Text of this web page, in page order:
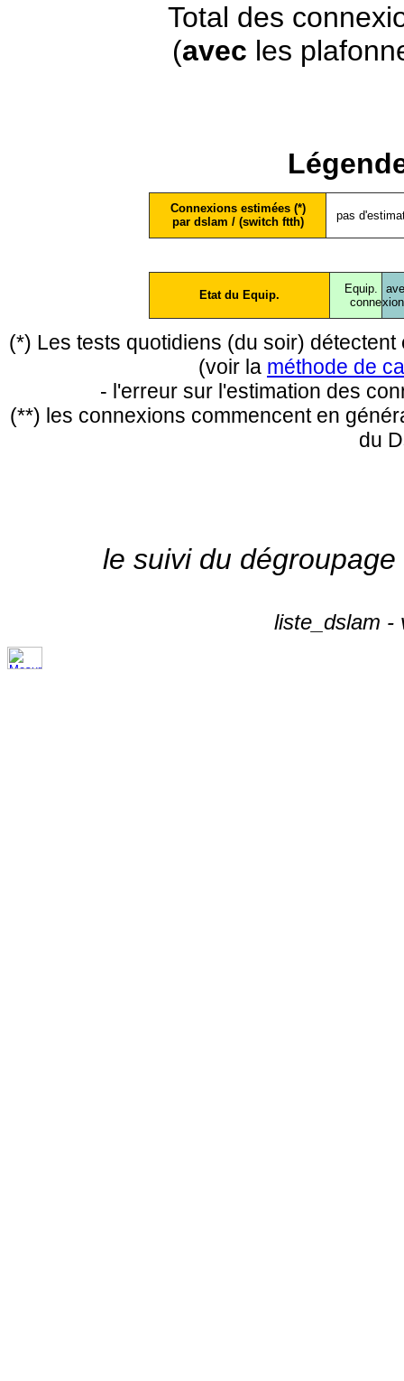
Total des
(avec les
Connexions estimées (*)
par dslam / (switch ftth)
pas
Etat du Equip.
Equip.
conne
(*) Les tests quotidiens (du soir)
(voir la méthode de
- l'erreur sur l'estimation des
(**) les connexions commencent en
du
le suivi du
liste_dslam -